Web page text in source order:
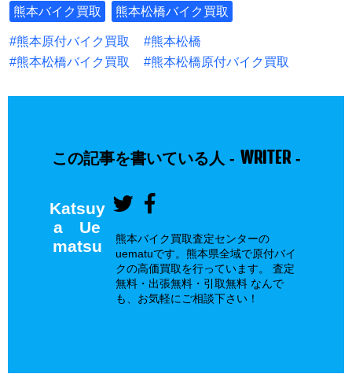
熊本バイク買取 熊本松橋バイク買取
熊本原付バイク買取
熊本松橋
熊本松橋バイク買取
熊本松橋原付バイク買取
この記事を書いている人 - WRITER-
Katsuy
a Ue
matsu
熊本バイク買取査定センターの
uematuです。熊本県全域で原付バイ
クの高価買取を行っています。 査定
無料・出張無料・引取無料 なんで
も、お気軽にご相談下さい！